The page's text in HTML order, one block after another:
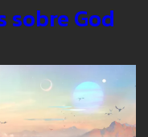
sobre God